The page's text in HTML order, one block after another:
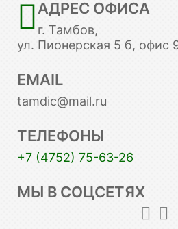
АДРЕС ОФИСА
г. Тамбов,
ул. Пионерская 5 б, офис
EMAIL
tamdic@mail.ru
ТЕЛЕФОНЫ
+7 (4752) 75-63-26
МЫ В СОЦСЕТЯХ